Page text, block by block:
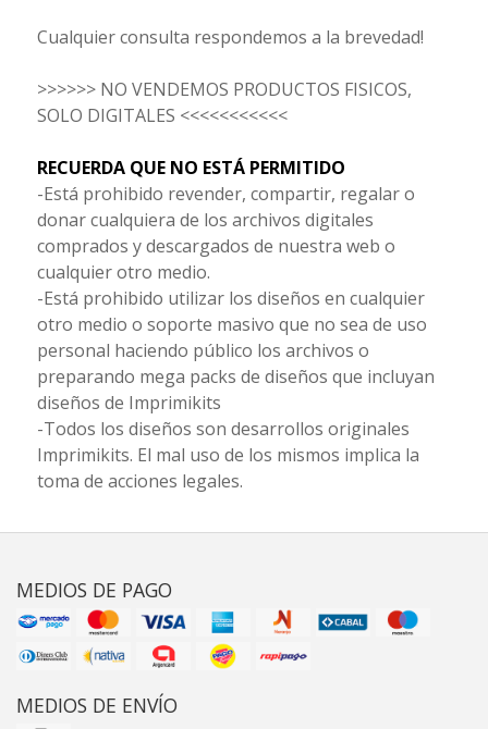
Cualquier consulta respondemos a la brevedad!
>>>>>> NO VENDEMOS PRODUCTOS FISICOS,
SOLO DIGITALES <<<<<<<<<<<
RECUERDA QUE NO ESTÁ PERMITIDO
-Está prohibido revender, compartir, regalar o
donar cualquiera de los archivos digitales
comprados y descargados de nuestra web o
cualquier otro medio.
-Está prohibido utilizar los diseños en cualquier
otro medio o soporte masivo que no sea de uso
personal haciendo público los archivos o
preparando mega packs de diseños que incluyan
diseños de Imprimikits
-Todos los diseños son desarrollos originales
Imprimikits. El mal uso de los mismos implica la
toma de acciones legales.
MEDIOS DE PAGO
MEDIOS DE ENVÍO